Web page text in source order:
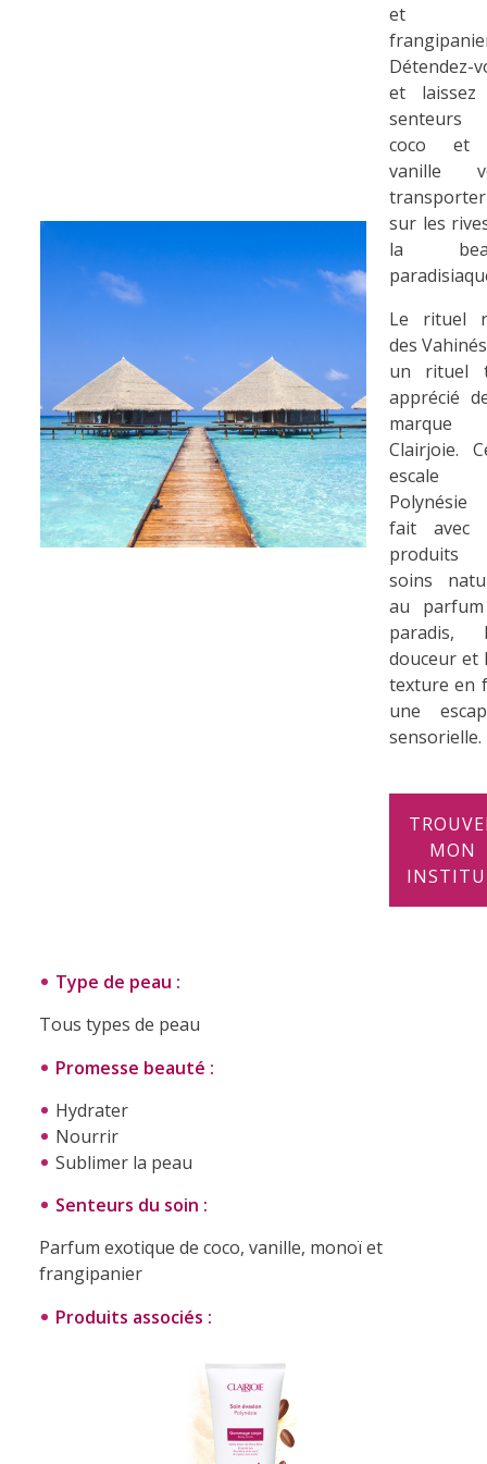
et
Détendez-
et laissez
senteurs
coco et
vanille
transporter
sur les
la
Le rituel
des
un rituel
apprécié
marque
Clairjoie.
escale
fait avec
produits
soins
au
paradis,
douceur et
texture en
une
sensorielle.
MON
Type de peau :
Tous types de peau
Promesse beauté :
Hydrater
Nourrir
Sublimer la peau
Senteurs du soin :
Parfum exotique de coco, vanille, monoï et
frangipanier
Produits associés :